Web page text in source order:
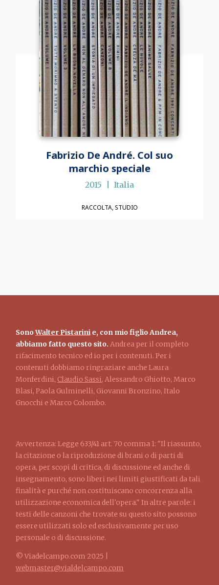
Fabrizio De André. Col suo
marchio speciale
2015 Italia
RACCOLTA STUDIO
SonoWalter Pistarini e, con mio figlio Andrea,
abbiamo fatto questo sito. Andrea per il completo
rifacimento tecnico ed io per i contenuti. Per i
contenuti dobbiamo ringraziare anche Laura
Monferdini, Claudio Sassi, Alessandro Ghiotto, Marco
Blasi, Paola Gulminelli, Giovanni Bronzino, Italo
Gnocchi e Marco Colombo.
Avvertenza: Legge 633/41 art. 70 comma 1: "Il riassunto,
la citazione o la riproduzione di brani o di parti di
opera, per scopi di critica, di discussione ed anche di
insegnamento, sono liberi nei limiti giustificati da tali
finalità e purché non costituiscano concorrenza alla
utilizzazione economica dell'opera." In altre parole: i
testi delle canzoni che trovate su questo sito possono
essere utilizzati solo ed esclusivamente per uso
personale o di discussione.
© Viadelcampo.com 2025 |
webmaster@vialdelcampo.com